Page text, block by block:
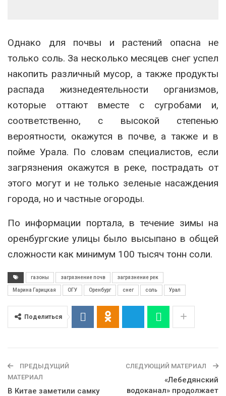
Однако для почвы и растений опасна не
только соль. За несколько месяцев снег успел
накопить различный мусор, а также продукты
распада жизнедеятельности организмов,
которые оттают вместе с сугробами и,
соответственно, с высокой степенью
вероятности, окажутся в почве, а также и в
пойме Урала. По словам специалистов, если
загрязнения окажутся в реке, пострадать от
этого могут и не только зеленые насаждения
города, но и частные огороды.
По информации портала, в течение зимы на
оренбургские улицы было высыпано в общей
сложности как минимум 100 тысяч тонн соли.
газоны загрязнение почв загрязнение рек
Марина Гарицкая ОГУ Оренбург снег соль Урал
Поделиться
ПРЕДЫДУЩИЙ
МАТЕРИАЛ
В Китае заметили самку
СЛЕДУЮЩИЙ МАТЕРИАЛ
«Лебедянский
водоканал» продолжает